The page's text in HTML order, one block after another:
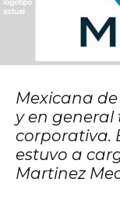
Mexicana
y en
corporativa.
estuvo a
Martinez